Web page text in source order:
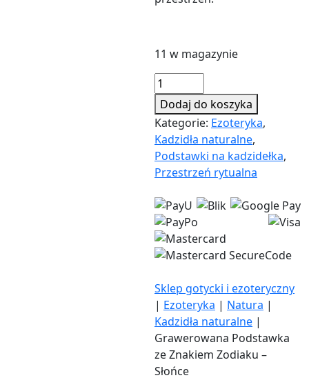
11 w magazynie
ilość
Grawerowana
Podstawka
ze
Znakiem
Zodiaku
–
Słońce
Dodaj do koszyka
Kategorie: Ezoteryka,
Kadzidła naturalne,
Podstawki na kadzidełka,
Przestrzeń rytualna
Sklep gotycki i ezoteryczny
| Ezoteryka | Natura |
Kadzidła naturalne |
Grawerowana Podstawka
ze Znakiem Zodiaku –
Słońce